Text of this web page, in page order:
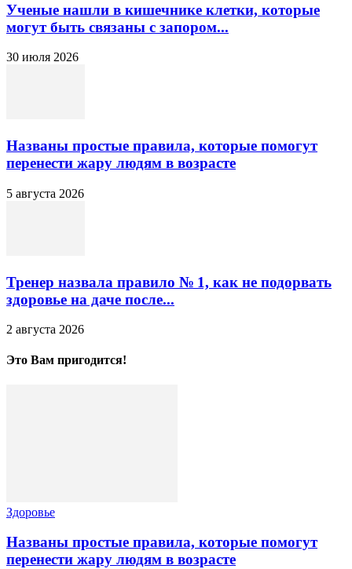
Ученые нашли в кишечнике клетки, которые
могут быть связаны с запором...
30 июля 2026
Названы простые правила, которые помогут
перенести жару людям в возрасте
5 августа 2026
Тренер назвала правило № 1, как не подорвать
здоровье на даче после...
2 августа 2026
Это Вам пригодится!
Здоровье
Названы простые правила, которые помогут
перенести жару людям в возрасте